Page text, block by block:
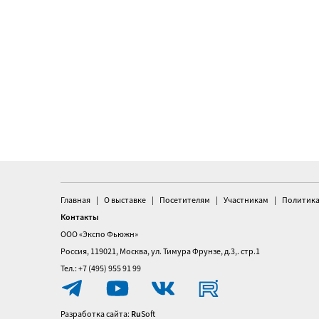
Главная О выставке Посетителям Участникам
Контакты
ООО «Экспо Фьюжн»
Россия, 119021, Москва, ул. Тимура Фрунзе, д.3,. стр.1
Тел.: +7 (495) 955 91 99
Разработка сайта: RuSoft